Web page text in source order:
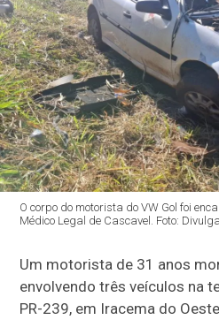
O corpo do motorista do VW Gol foi
Médico Legal de Cascavel. Foto:
Um motorista de 31 anos
envolvendo três veículos na
PR-239, em Iracema do